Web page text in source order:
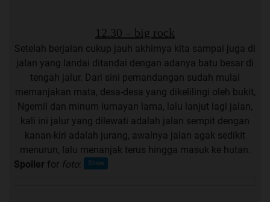
12.30 – big rock
Setelah berjalan cukup jauh akhirnya kita sampai juga di
jalan yang landai ditandai dengan adanya batu besar di
tengah jalur. Dari sini pemandangan sudah mulai
memanjakan mata, desa-desa yang dikelilingi oleh bukit,
Ngemil dan minum lumayan lama, lalu lanjut lagi jalan,
kali ini jalur yang dilewati adalah jalan sempit dengan
kanan-kiri adalah jurang, awalnya jalan agak sedikit
menurun, lalu menanjak terus hingga masuk ke hutan.
Spoiler for foto